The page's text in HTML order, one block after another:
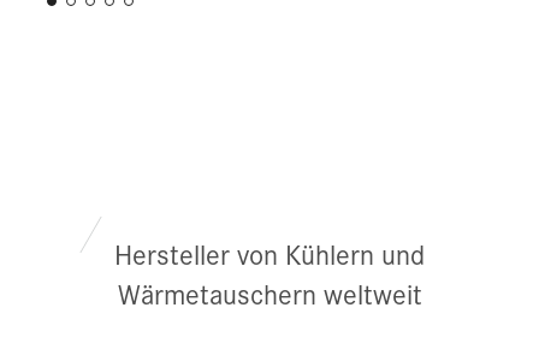
Hersteller von Kühlern und
Wärmetauschern weltweit